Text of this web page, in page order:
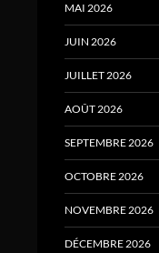
MAI 2026
JUIN 2026
JUILLET 2026
AOÛT 2026
SEPTEMBRE 2026
OCTOBRE 2026
NOVEMBRE 2026
DÉCEMBRE 2026